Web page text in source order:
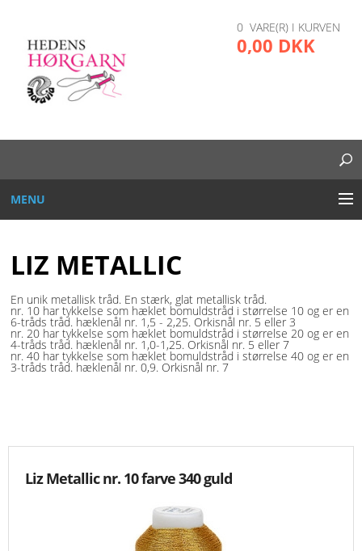
0 VARE(R) I KURVEN
0,00 DKK
MENU
DIVERSE
GARN OG TRÅD
GLAS, PLAST, METAL
ORKIS
LIZ METALLIC
En unik metallisk tråd. En stærk, glat metallisk tråd.
nr. 10 har tykkelse som hæklet bomuldstråd i størrelse 10 og er en
6-tråds tråd. hæklenål nr. 1,5 - 2,25. Orkisnål nr. 5 eller 3
nr. 20 har tykkelse som hæklet bomuldstråd i størrelse 20 og er en
4-tråds tråd. hæklenål nr. 1,0-1,25. Orkisnål nr. 5 eller 7
nr. 40 har tykkelse som hæklet bomuldstråd i størrelse 40 og er en
3-tråds tråd. hæklenål nr. 0,9. Orkisnål nr. 7
Liz Metallic nr. 10 farve 340 guld